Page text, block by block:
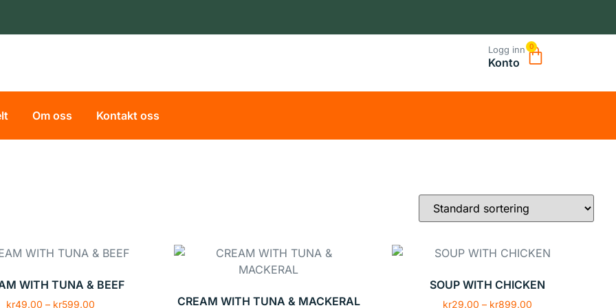
Logg inn
Konto
0
Om oss Kontakt oss
WITH TUNA & BEEF
kr49.00 – kr599.00 CREAM WITH TUNA & MACKERAL
SOUP WITH CHICKEN
kr29.00 – kr899.00